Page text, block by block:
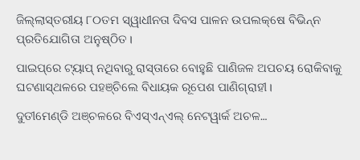
ଜିଲ୍ଲାସ୍ତରୀୟ ୮୦ତମ ସ୍ୱାଧୀନତା ଦିବସ ପାଳନ ଉପଲକ୍ଷେ ବିଭିନ୍ନ
ପ୍ରତିଯୋଗିତା ଅନୁଷ୍ଠିତ।
ପାଇପ୍‌ରେ ଟ୍ୟାପ୍‌ ନଥିବାରୁ ରାସ୍ତାରେ ବୋହୁଛି ପାଣିଜଳ ଅପଚୟ ରୋକିବାକୁ
ଘଟଣାସ୍ଥଳରେ ପହଞ୍ଚିଲେ ବିଧାୟକ ରୂପେଶ ପାଣିଗ୍ରାହୀ।
ଦୁତୀମେଣ୍ଡି ଅଞ୍ଚଳରେ ବିଏସ୍‌ଏନ୍‌ଏଲ୍‌ ନେଟୱାର୍କ ଅଚଳ…